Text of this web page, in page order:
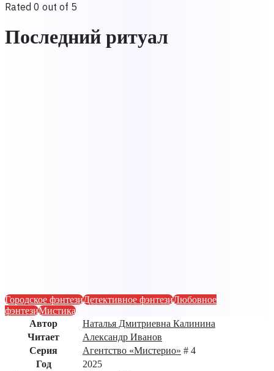
Rated 0 out of 5
Последний ритуал
Городское фэнтезиДетективное фэнтезиЛюбовное
фэнтезиМистика
Автор
Наталья Дмитриевна Калинина
Читает
Александр Иванов
Серия
Агентство «Мистерио» # 4
Год
2025